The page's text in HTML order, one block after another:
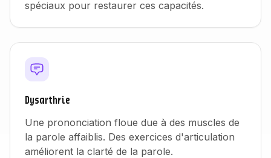
spéciaux pour restaurer ces capacités.
Dysarthrie
Une prononciation floue due à des muscles de
la parole affaiblis. Des exercices d'articulation
améliorent la clarté de la parole.